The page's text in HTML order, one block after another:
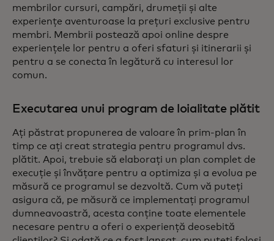
membrilor cursuri, campări, drumeții și alte
experiențe aventuroase la prețuri exclusive pentru
membri. Membrii postează apoi online despre
experiențele lor pentru a oferi sfaturi și itinerarii și
pentru a se conecta în legătură cu interesul lor
comun.
Executarea unui program de loialitate plătit
Ați păstrat propunerea de valoare în prim-plan în
timp ce ați creat strategia pentru programul dvs.
plătit. Apoi, trebuie să elaborați un plan complet de
execuție și învățare pentru a optimiza și a evolua pe
măsură ce programul se dezvoltă. Cum vă puteți
asigura că, pe măsură ce implementați programul
dumneavoastră, acesta conține toate elementele
necesare pentru a oferi o experiență deosebită